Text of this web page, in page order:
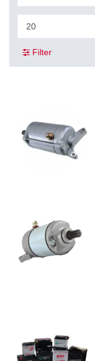
Filter